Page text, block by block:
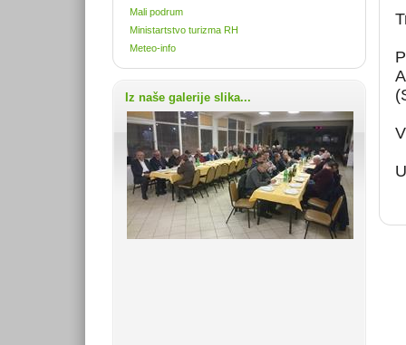
Mali podrum
Ministartstvo turizma RH
Meteo-info
Iz naše galerije slika...